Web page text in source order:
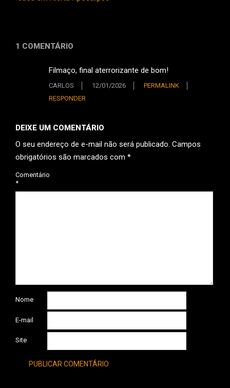
1 COMENTÁRIO
Filmaço, final aterrorizante de bom!
CARLOS 12/01/2026
PERMALINK
RESPONDER
DEIXE UM COMENTÁRIO
O seu endereço de e-mail não será publicado. Campos
obrigatórios são marcados com *
Comentário
*
Nome
E-mail
Site